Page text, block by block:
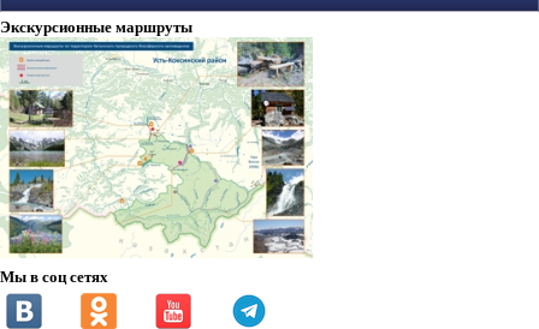
Экскурсионные маршруты
Мы в соц сетях